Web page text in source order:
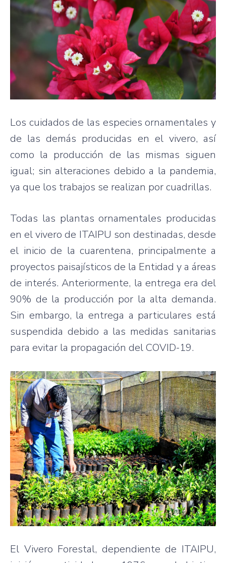
Los cuidados de las especies ornamentales y
de las demás producidas en el vivero, así
como la producción de las mismas siguen
igual; sin alteraciones debido a la pandemia,
ya que los trabajos se realizan por cuadrillas.
Todas las plantas ornamentales producidas
en el vivero de ITAIPU son destinadas, desde
el inicio de la cuarentena, principalmente a
proyectos paisajísticos de la Entidad y a áreas
de interés. Anteriormente, la entrega era del
90% de la producción por la alta demanda.
Sin embargo, la entrega a particulares está
suspendida debido a las medidas sanitarias
para evitar la propagación del COVID-19.
El Vivero Forestal, dependiente de ITAIPU,